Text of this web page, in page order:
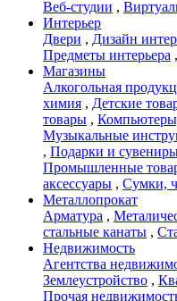
Веб-студии ,
Интерьер
Двери , Дизайн
Предметы интерьера ,
Магазины
Алкогольная
химия , Детские
товары ,
Музыкальные
, Подарки и
Промышленные
аксессуары , Сумки,
Металлопрокат
Арматура ,
стальные канаты ,
Недвижимость
Агентства
Землеустройство ,
Прочая